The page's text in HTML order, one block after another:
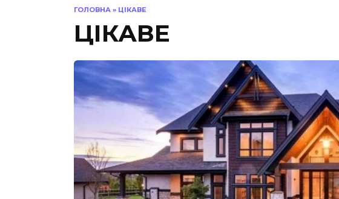
ГОЛОВНА » ЦІКАВЕ
ЦІКАВЕ